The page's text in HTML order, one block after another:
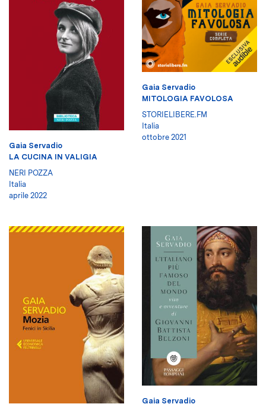
Gaia Servadio
LA CUCINA IN VALIGIA
NERI POZZA
Italia
aprile 2022
Gaia Servadio
MITOLOGIA FAVOLOSA
STORIELIBERE.FM
Italia
ottobre 2021
Gaia Servadio